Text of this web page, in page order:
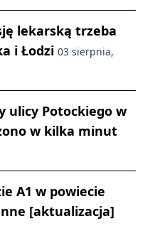
lekarską trzeba
i Łodzi 03 sierpnia,
ulicy Potockiego w
w kilka minut
A1 w powiecie
[aktualizacja]